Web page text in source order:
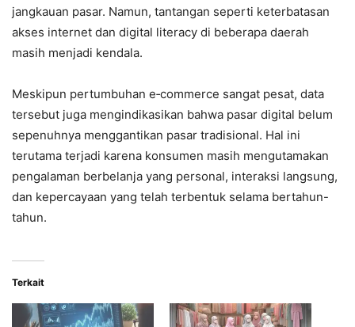
jangkauan pasar. Namun, tantangan seperti keterbatasan
akses internet dan digital literacy di beberapa daerah
masih menjadi kendala.
Meskipun pertumbuhan e‑commerce sangat pesat, data
tersebut juga mengindikasikan bahwa pasar digital belum
sepenuhnya menggantikan pasar tradisional. Hal ini
terutama terjadi karena konsumen masih mengutamakan
pengalaman berbelanja yang personal, interaksi langsung,
dan kepercayaan yang telah terbentuk selama bertahun-
tahun.
Terkait